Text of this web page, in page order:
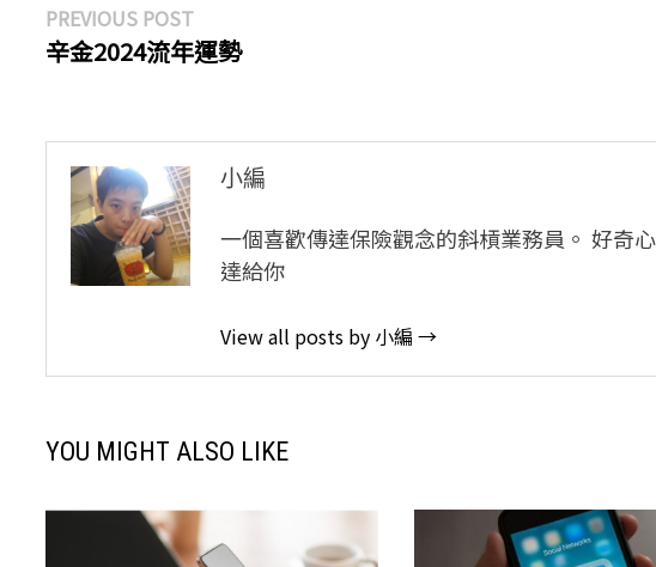
文
章
覽
PREVIOUS POSTPrevious
post:
辛金2024流年運勢
小編
一個喜歡傳達保險觀念的斜槓業務員。 好奇
達給你
View all posts by 小編 →
YOU MIGHT ALSO LIKE